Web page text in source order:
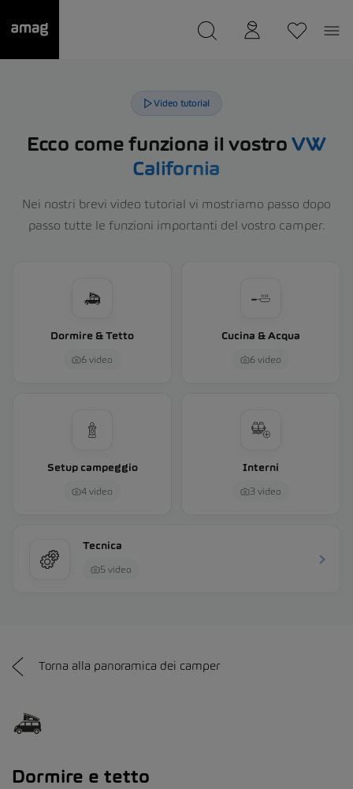
Il suo garage è stato salvato
Video tutorial
Ecco come funziona il vostroVW
California
Nei nostri brevi video tutorial vi mostriamo passo dopo
passo tutte le funzioni importanti del vostro camper.
Dormire & Tetto
6 video
Cucina & Acqua
6 video
Setup campeggio
4 video
Interni
3 video
Tecnica
5 video
Torna alla panoramica dei camper
Dormire e tetto